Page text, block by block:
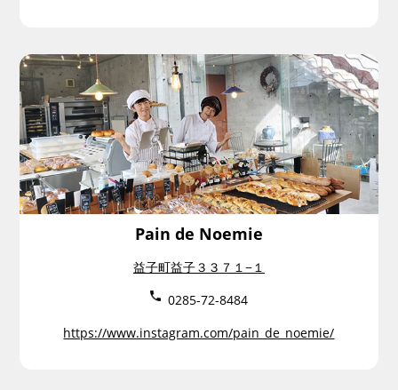
Pain de Noemie
益子町益子３３７１−１
0285-72-8484
https://www.instagram.com/pain_de_noemie/